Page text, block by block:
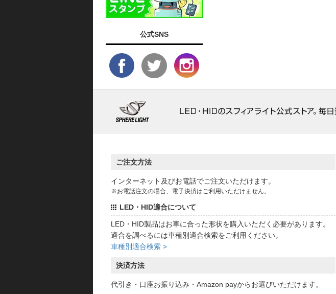
公式SNS
ご注文方法
インターネット及びお電話でご注文いただけます。
※お電話注文の場合、電子決済はご利用いただけません。
LED・HID適合について
LED・HID製品はお車に合った形状を購入いただく必要があります。
適合を調べるには車種別適合検索をご利用ください。
車種別適合検索 >
決済方法
代引き・口座お振り込み・Amazon payからお選びいただけます。